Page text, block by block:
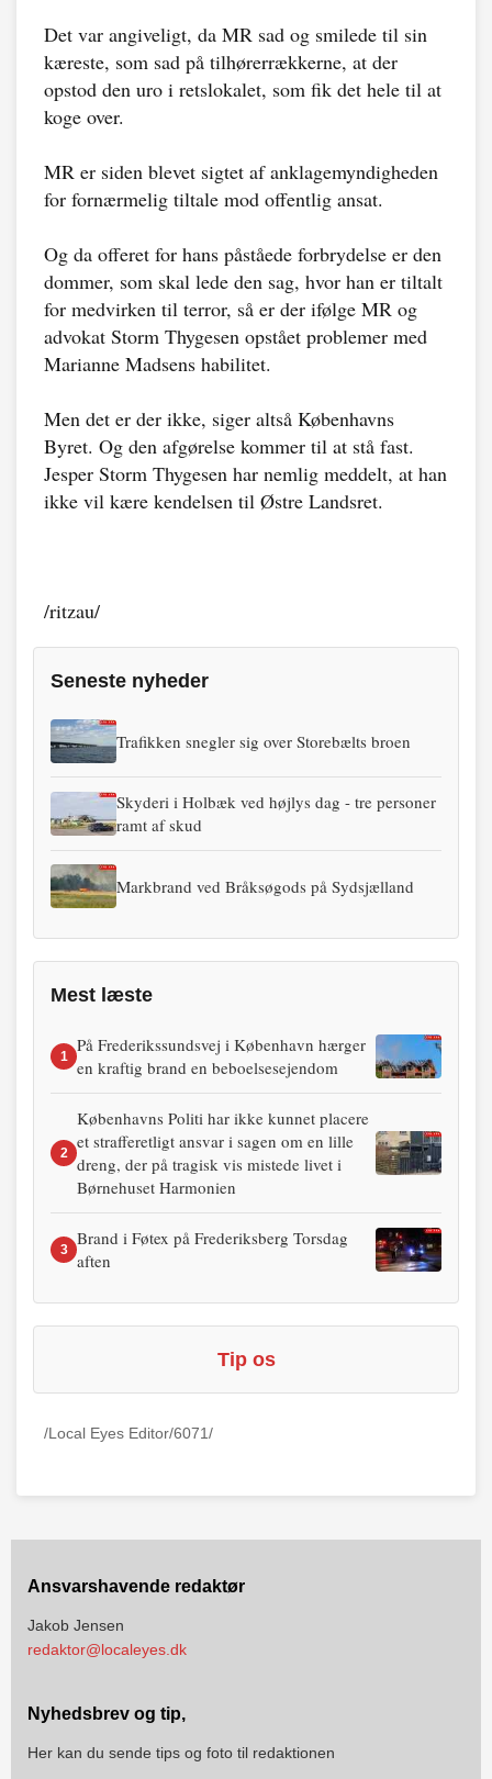
Det var angiveligt, da MR sad og smilede til sin
kæreste, som sad på tilhørerrækkerne, at der
opstod den uro i retslokalet, som fik det hele til at
koge over.
MR er siden blevet sigtet af anklagemyndigheden
for fornærmelig tiltale mod offentlig ansat.
Og da offeret for hans påståede forbrydelse er den
dommer, som skal lede den sag, hvor han er tiltalt
for medvirken til terror, så er der ifølge MR og
advokat Storm Thygesen opstået problemer med
Marianne Madsens habilitet.
Men det er der ikke, siger altså Københavns
Byret. Og den afgørelse kommer til at stå fast.
Jesper Storm Thygesen har nemlig meddelt, at han
ikke vil kære kendelsen til Østre Landsret.
/ritzau/
Seneste nyheder
Trafikken snegler sig over Storebælts broen
Skyderi i Holbæk ved højlys dag - tre personer
ramt af skud
Markbrand ved Bråksøgods på Sydsjælland
Mest læste
1
På Frederikssundsvej i København hærger
en kraftig brand en beboelsesejendom
2
Københavns Politi har ikke kunnet placere
et strafferetligt ansvar i sagen om en lille
dreng, der på tragisk vis mistede livet i
Børnehuset Harmonien
3
Brand i Føtex på Frederiksberg Torsdag
aften
Tip os
/Local Eyes Editor/6071/
Ansvarshavende redaktør
Jakob Jensen
redaktor@localeyes.dk
Nyhedsbrev og tip,
Her kan du sende tips og foto til redaktionen